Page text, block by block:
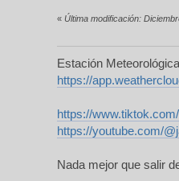
« Última modificación:
Estación
https://
https://
https://youtube.com/
Nada mejor que salir